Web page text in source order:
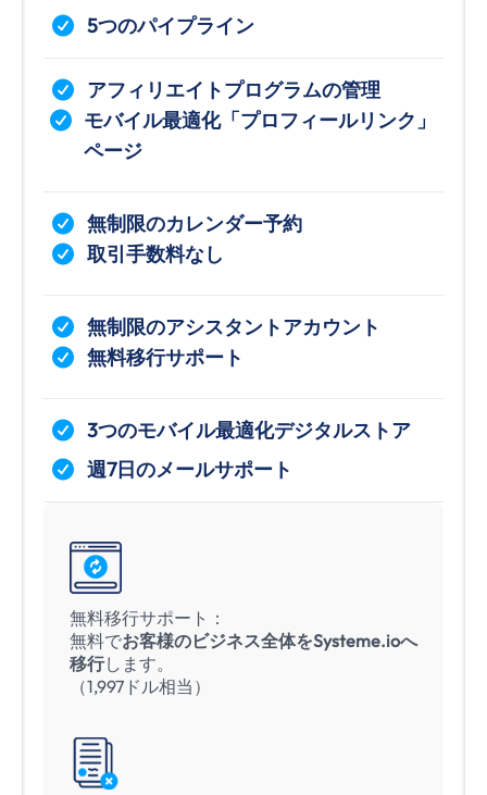
5つのパイプライン
アフィリエイトプログラムの管理
モバイル最適化「プロフィールリンク」
ページ
無制限のカレンダー予約
取引手数料なし
無制限のアシスタントアカウント
無料移行サポート
3つのモバイル最適化デジタルストア
週7日のメールサポート
無料移行サポート：
無料でお客様のビジネス全体をSysteme.ioへ
移行します。
（1,997ドル相当）